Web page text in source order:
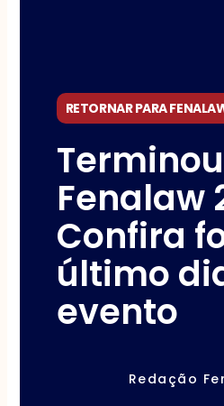
RETORNAR PARA
Fenalaw
Confira
último
evento
Redação